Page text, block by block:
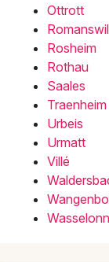
Ottrott
Rosheim
Rothau
Saales
Traenheim
Urbeis
Urmatt
Villé